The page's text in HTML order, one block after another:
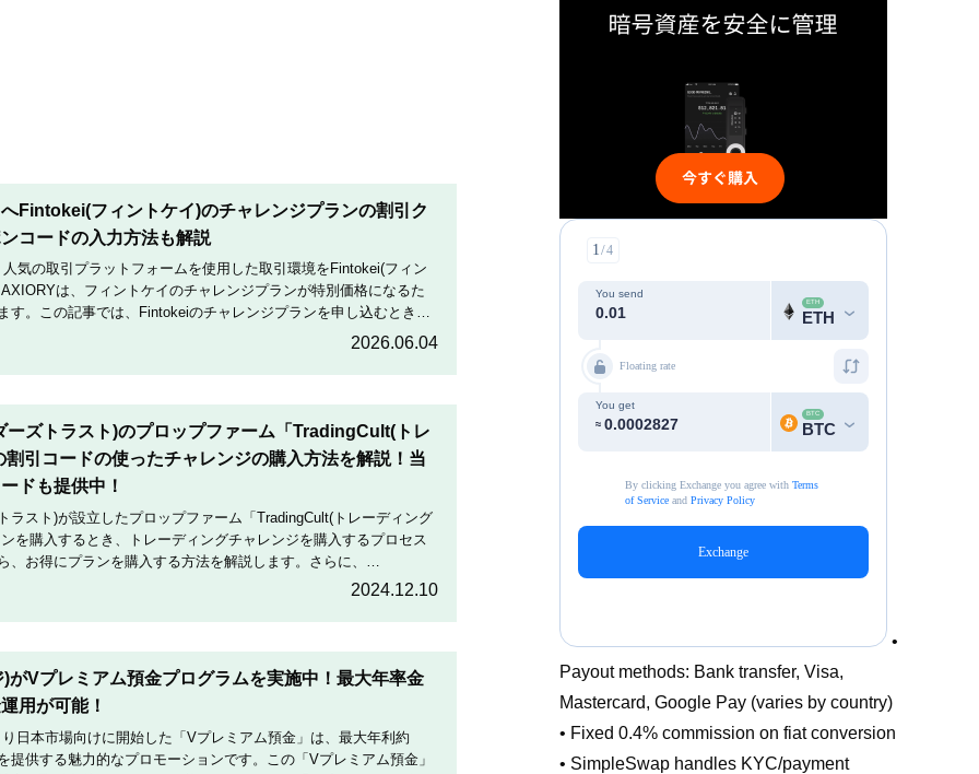
Fintokei(フィントケイ)のチャレンジプランの割引ク
コードの入力方法も解説
気の取引プラットフォームを使用した取引環境をFintokei(フィン
は、フィントケイのチャレンジプランが特別価格になるた
す。この記事では、Fintokeiのチャレンジプランを申し込むときの
2026.06.04
ズトラスト)のプロップファーム「TradingCult(トレ
割引コードの使ったチャレンジの購入方法を解説！当
ドも提供中！
ラスト)が設立したプロップファーム「TradingCult(トレーディング
を購入するとき、トレーディングチャレンジを購入するプロセス
、お得にプランを購入する方法を解説します。さらに、
施している割引コードとお得な割引コードを紹介します。2024.12.10
がVプレミアム預金プログラムを実施中！最大年率金
用が可能！
日本市場向けに開始した「Vプレミアム預金」は、最大年利約
提供する魅力的なプロモーションです。この「Vプレミアム預金」
•
Payout methods: Bank transfer, Visa,
Mastercard, Google Pay (varies by country)
• Fixed 0.4% commission on fiat conversion
• SimpleSwap handles KYC/payment